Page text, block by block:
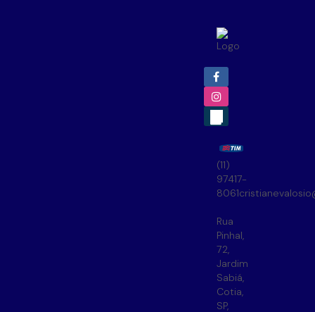
(11)
97417-
8061
Rua
Pinhal,
72,
Jardim
Sabiá,
Cotia,
SP,